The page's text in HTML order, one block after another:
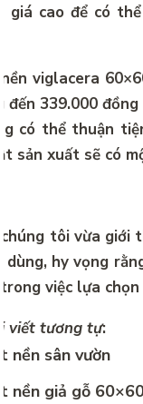
giá cao để có
viglacera
đến 339.000
có thể thuận
sản xuất sẽ có
tôi vừa giới
dùng, hy vọng
việc lựa chọn
viết tương tự:
nền sân vườn
nền giả gỗ